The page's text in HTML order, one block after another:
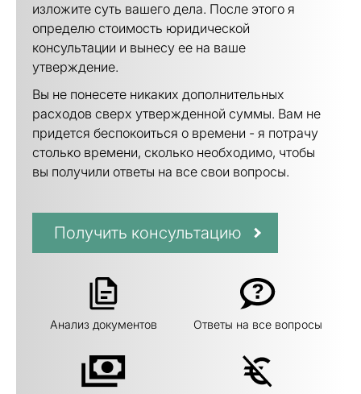
изложите суть вашего дела. После этого я
определю стоимость юридической
консультации и вынесу ее на ваше
утверждение.
Вы не понесете никаких дополнительных
расходов сверх утвержденной суммы. Вам не
придется беспокоиться о времени - я потрачу
столько времени, сколько необходимо, чтобы
вы получили ответы на все свои вопросы.
Получить консультацию
Анализ документов Ответы на все вопросы